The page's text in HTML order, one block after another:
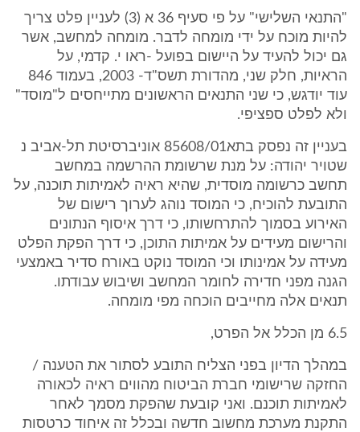
"התנאי השלישי" על פי סעיף 36 א (3) לעניין פלט צריך
להיות מוכח על ידי מומחה לדבר. מומחה למחשב, אשר
גם יכול להעיד על היישום בפועל -ראו י. קדמי, על
הראיות, חלק שני, מהדורת תשס"ד- 2003, בעמוד 846
עוד יודגש, כי שני התנאים הראשונים מתייחסים ל"מוסד"
ולא לפלט ספציפי.
בעניין זה נפסק בתא85608/01 אוניברסיטת תל-אביב נ
שטויר יהודה: על מנת שרשומת ההרשמה במחשב
תחשב כרשומה מוסדית, שהיא ראיה לאמיתות תוכנה, על
התובעת להוכיח, כי המוסד נוהג לערוך רישום של
האירוע בסמוך להתרחשותו, כי דרך איסוף הנתונים
והרישום מעידים על אמיתות התוכן, כי דרך הפקת הפלט
מעידה על אמינותו וכי המוסד נוקט באורח סדיר באמצעי
הגנה מפני חדירה לחומר המחשב ושיבוש עבודתו.
תנאים אלה מחייבים הוכחה מפי מומחה.
6.5 מן הכלל אל הפרט,
במהלך הדיון בפני הצליח התובע לסתור את הטענה /
החזקה שרישומי חברת הביטוח מהווים ראיה לכאורה
לאמיתות תוכנם. ואני קובעת שהפקת מסמך לאחר
התקנת מערכת מחשוב חדשה ובכלל זה איחוד כרטסות